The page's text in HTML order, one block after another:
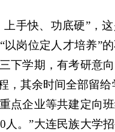
手快、功底硬”，
岗位定人才培养”
下学期，有考研意
，其余时间全部留
点企业等共建定向
。”大连民族大学